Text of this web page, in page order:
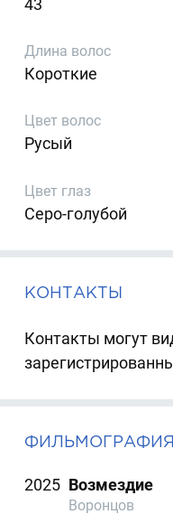
43
Длина волос
Короткие
Цвет волос
Русый
Цвет глаз
Серо-голубой
КОНТАКТЫ
Контакты могут
ФИЛЬМОГРАФИЯ
2025 Возмездие
Воронцов